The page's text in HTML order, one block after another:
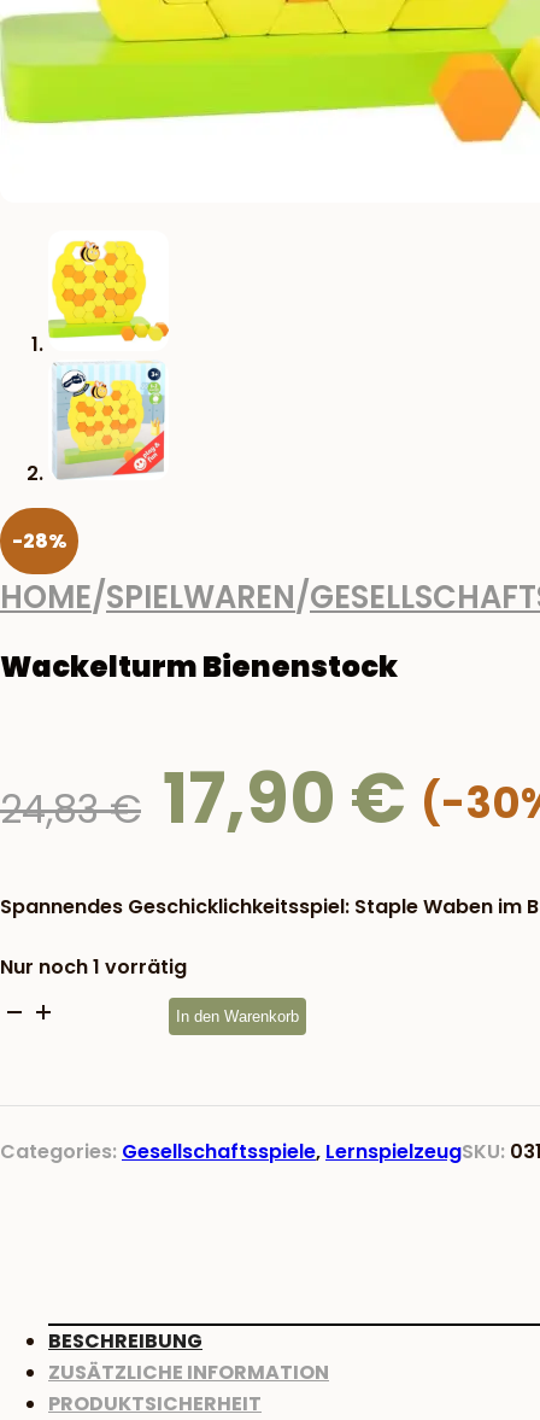
-28%
HOME/SPIELWAREN/
Wackelturm Bienenstock
24,83€ Ursprünglicher
Preis
24,83 €
17,90 €
Spannendes Geschicklichkeitsspiel: Staple Waben im
Nur noch 1 vorrätig
Wackelturm
In den Warenkorb
Categories: Gesellschaftsspiele, LernspielzeugSKU:
BESCHREIBUNG
ZUSÄTZLICHE INFORMATION
PRODUKTSICHERHEIT